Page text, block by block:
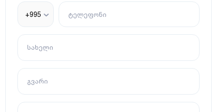
+995 ტელეფონი
სახელი
გვარი